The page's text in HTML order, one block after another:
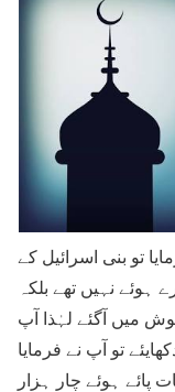
تو بنی اسرائیل کے
نہیں تھے بلکہ
میں آگئے لہٰذا آپ
تو آپ نے فرمایا
ہوئے چار ہزار